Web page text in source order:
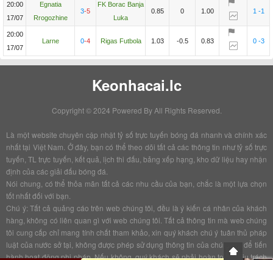
20:00
17/07
Egnatia
Rrogozhine
3-5
FK Borac Banja
Luka
0.85 0 1.00 1 -1
20:00
17/07
Larne 0-4 Rigas Futbola 1.03 -0.5 0.83 0 -3
Keonhacai.lc
Copyright © 2024 Powered By All Rights Reserved.
Là một website chuyên cập nhật tỷ số trực tuyến bóng đá nhanh và chính xác
nhất tại Việt Nam. Ở đây, bạn có thể theo dõi tất cả các thông tin như tỷ số trực
tuyến, TL trực tuyến, kết quả, lịch thi đấu, bảng xếp hạng, kho dữ liệu hay nhận
định của các giải đấu bóng đá.
Nói chung, có thể thỏa mãn tất cả các nhu cầu của bạn, chắc là một lựa chọn
tốt nhất đối với bạn.
Chú ý: Tất cả quảng cáo trên web chúng tôi, đều là ý kiến cá nhân của khách
hàng, không có liên quan gì với web chúng tôi. Tất cả thông tin mà web chúng
tôi cung cấp chỉ mang tính chất tham khảo, xin quý khách chú ý tuân thủ pháp
luật của nước sở tại, không được phép sử dụng thông tin của chúng tôi để tiến
hành hoạt động phi pháp. Nếu không, quý khách sẽ phải hoàn toàn chịu trách